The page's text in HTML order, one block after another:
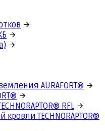
AURAFORT®
RFL
TECHNORAPTOR®